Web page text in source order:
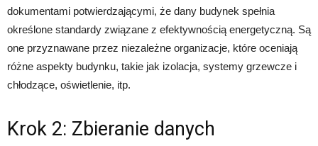
dokumentami potwierdzającymi, że dany budynek spełnia
określone standardy związane z efektywnością energetyczną. Są
one przyznawane przez niezależne organizacje, które oceniają
różne aspekty budynku, takie jak izolacja, systemy grzewcze i
chłodzące, oświetlenie, itp.
Krok 2: Zbieranie danych